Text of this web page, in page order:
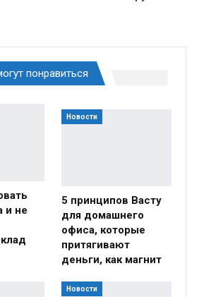
понравиться
и не
Новости
5 принципов Васту
для домашнего
офиса, которые
притягивают
деньги, как магнит
Новости